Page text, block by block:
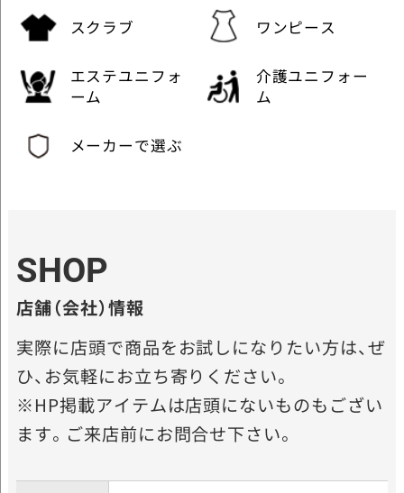
スクラブ ワンピース
エステユニフォ
ーム
介護ユニフォー
ム
メーカーで選ぶ
SHOP
店舗（会社）情報
実際に店頭で商品をお試しになりたい方は、ぜ
ひ、お気軽にお立ち寄りください。
※HP掲載アイテムは店頭にないものもござい
ます。ご来店前にお問合せ下さい。